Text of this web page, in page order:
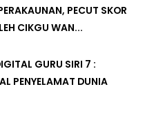
PECUT SKOR
CIKGU WAN...
GURU SIRI 7 :
PENYELAMAT DUNIA